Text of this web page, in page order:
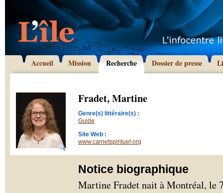
Accueil Mission Recherche Dossier de presse
Fradet, Martine
Genre(s) littéraire(s) :
Guide
Site Web :
www.carnetspirituel.org
Notice biographique
Martine Fradet nait à Montréal, le